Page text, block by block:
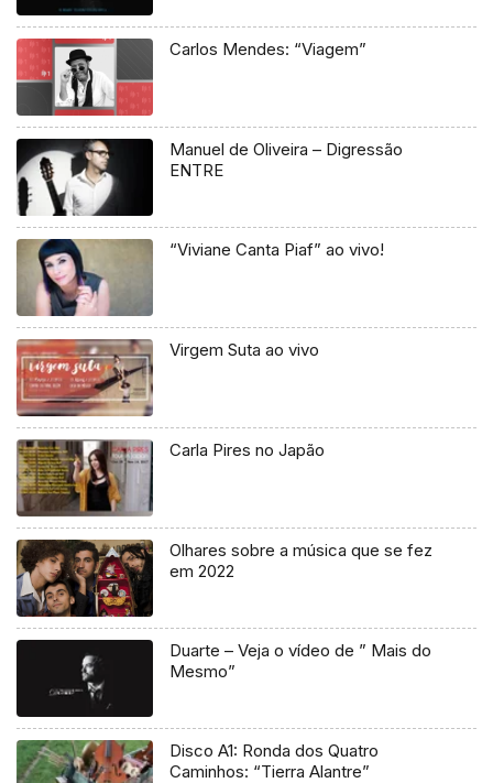
Carlos Mendes: “Viagem”
Manuel de Oliveira – Digressão
ENTRE
“Viviane Canta Piaf” ao vivo!
Virgem Suta ao vivo
Carla Pires no Japão
Olhares sobre a música que se fez
em 2022
Duarte – Veja o vídeo de ” Mais do
Mesmo”
Disco A1: Ronda dos Quatro
Caminhos: “Tierra Alantre”